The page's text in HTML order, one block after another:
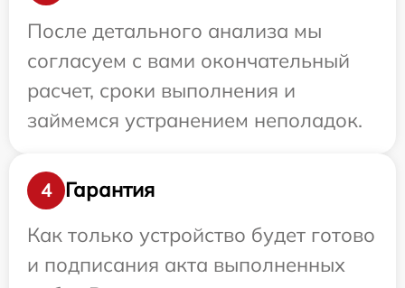
После детального анализа мы
согласуем с вами окончательный
расчет, сроки выполнения и
займемся устранением неполадок.
4
Гарантия
Как только устройство будет готово
и подписания акта выполненных